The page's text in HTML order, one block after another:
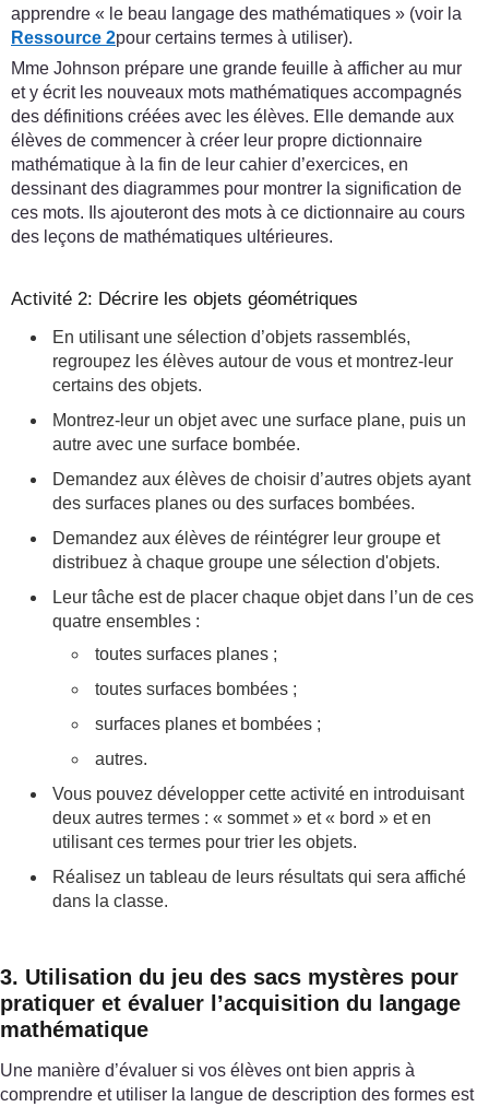
apprendre « le beau langage des mathématiques » (voir la
Ressource 2pour certains termes à utiliser).
Mme Johnson prépare une grande feuille à afficher au mur
et y écrit les nouveaux mots mathématiques accompagnés
des définitions créées avec les élèves. Elle demande aux
élèves de commencer à créer leur propre dictionnaire
mathématique à la fin de leur cahier d’exercices, en
dessinant des diagrammes pour montrer la signification de
ces mots. Ils ajouteront des mots à ce dictionnaire au cours
des leçons de mathématiques ultérieures.
Activité 2: Décrire les objets géométriques
En utilisant une sélection d’objets rassemblés,
regroupez les élèves autour de vous et montrez-leur
certains des objets.
Montrez-leur un objet avec une surface plane, puis un
autre avec une surface bombée.
Demandez aux élèves de choisir d’autres objets ayant
des surfaces planes ou des surfaces bombées.
Demandez aux élèves de réintégrer leur groupe et
distribuez à chaque groupe une sélection d'objets.
Leur tâche est de placer chaque objet dans l’un de ces
quatre ensembles :
toutes surfaces planes ;
toutes surfaces bombées ;
surfaces planes et bombées ;
autres.
Vous pouvez développer cette activité en introduisant
deux autres termes : « sommet » et « bord » et en
utilisant ces termes pour trier les objets.
Réalisez un tableau de leurs résultats qui sera affiché
dans la classe.
3. Utilisation du jeu des sacs mystères pour
pratiquer et évaluer l’acquisition du langage
mathématique
Une manière d’évaluer si vos élèves ont bien appris à
comprendre et utiliser la langue de description des formes est